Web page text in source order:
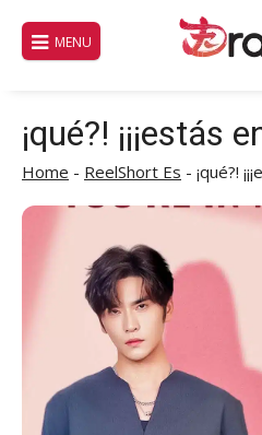
contenido
MENU
¡qué?! ¡¡¡estás
Home - ReelShort Es - ¡qué?!